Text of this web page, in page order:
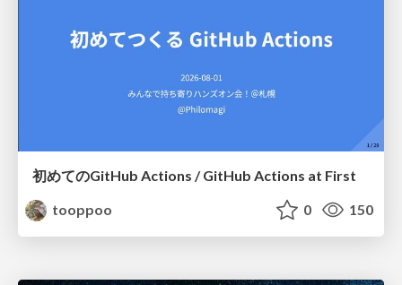
初めてのGitHub Actions / GitHub Actions at First
tooppoo
0 150